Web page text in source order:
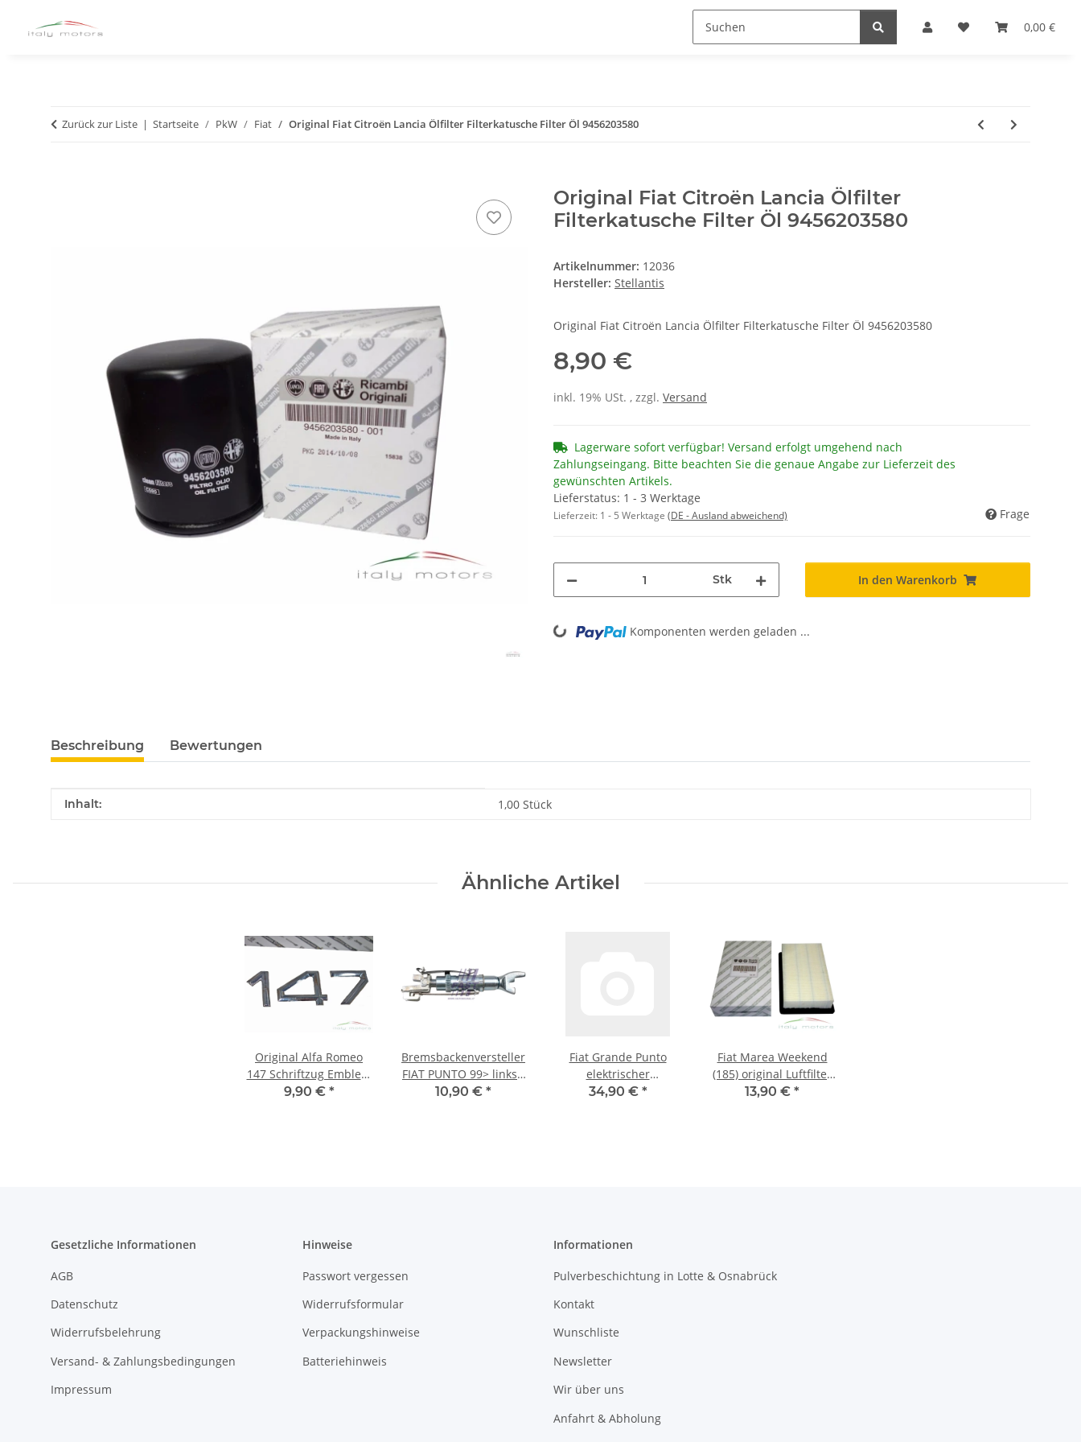
0,00 €
Zurück zur Liste Startseite PkW Fiat Original Fiat Citroën Lancia Ölfilter Filterkatusche Filter Öl 9456203580
Original Fiat Citroën Lancia Ölfilter
Filterkatusche Filter Öl 9456203580
Artikelnummer: 12036
Hersteller: Stellantis
Original Fiat Citroën Lancia Ölfilter Filterkatusche Filter Öl 9456203580
8,90 €
inkl. 19% USt. , zzgl. Versand
Lagerware sofort verfügbar! Versand erfolgt umgehend nach
Zahlungseingang. Bitte beachten Sie die genaue Angabe zur Lieferzeit des
gewünschten Artikels.
Lieferstatus: 1 - 3 Werktage
Lieferzeit: 1 - 5 Werktage (DE - Ausland abweichend) Frage
Stk In den Warenkorb
Loading... Komponenten werden geladen ...
Beschreibung Bewertungen
Produkteigenschaft
Wert
Inhalt: 1,00 Stück
Ähnliche Artikel
Original Alfa Romeo
147 Schriftzug Emblem
Heck hinten
9,90 € *
Bremsbackenversteller
FIAT PUNTO 99> links /
rechts 1 Stück 9948366
10,90 € *
Fiat Grande Punto
elektrischer
Fensterheber Schiene
34,90 € *
Fiat Marea Weekend
(185) original Luftfilter
Filter Motorluftfilter
13,90 € *
Gesetzliche Informationen
AGB
Datenschutz
Widerrufsbelehrung
Versand- & Zahlungsbedingungen
Impressum
Hinweise
Passwort vergessen
Widerrufsformular
Verpackungshinweise
Batteriehinweis
Informationen
Pulverbeschichtung in Lotte & Osnabrück
Kontakt
Wunschliste
Newsletter
Wir über uns
Anfahrt & Abholung